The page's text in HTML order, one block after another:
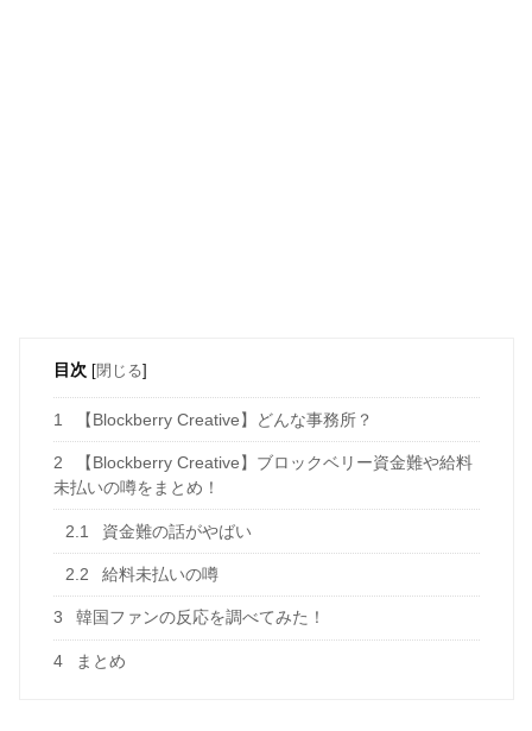
目次 [閉じる]
1 【Blockberry Creative】どんな事務所？
2
【Blockberry Creative】ブロックベリー資金難や給料
未払いの噂をまとめ！
2.1 資金難の話がやばい
2.2 給料未払いの噂
3 韓国ファンの反応を調べてみた！
4 まとめ